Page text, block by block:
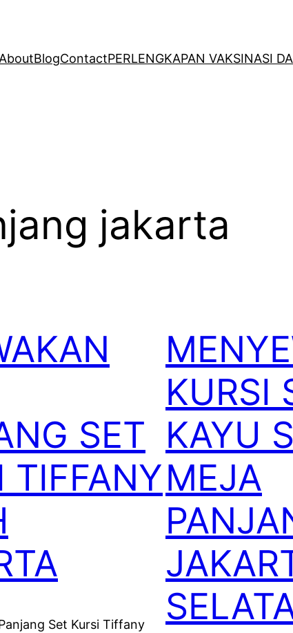
BlogContactPERLENGKAPAN VAKSINASI
jakarta
SET
TIFFANY
Set Kursi Tiffany
KURSI
KAYU
MEJA